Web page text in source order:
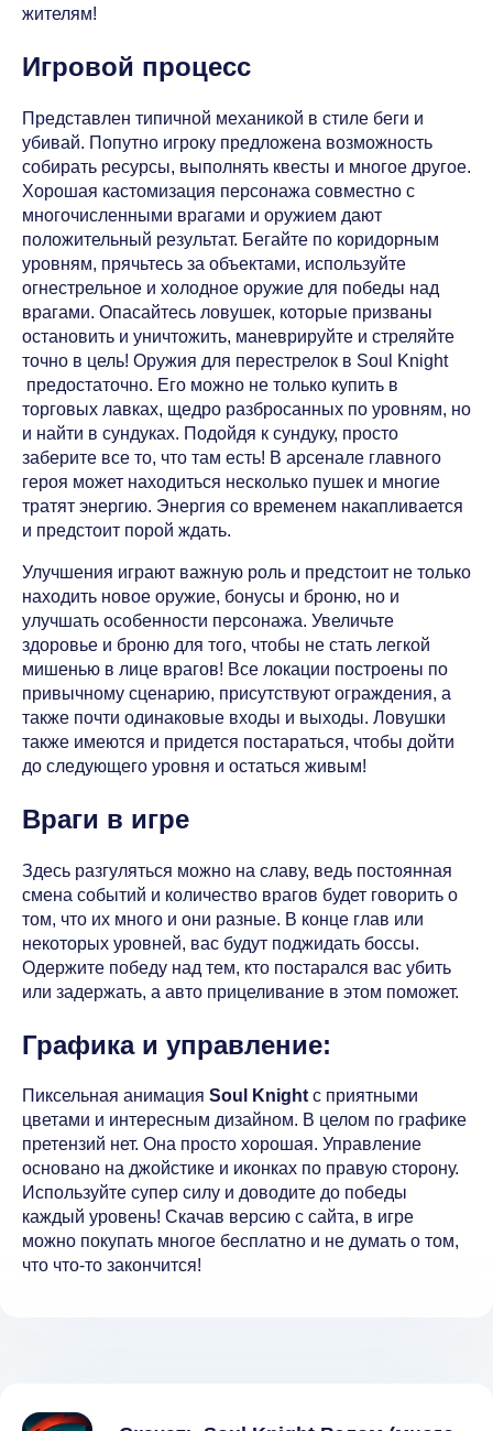
жителям!
Игровой процесс
Представлен типичной механикой в стиле беги и
убивай. Попутно игроку предложена возможность
собирать ресурсы, выполнять квесты и многое другое.
Хорошая кастомизация персонажа совместно с
многочисленными врагами и оружием дают
положительный результат. Бегайте по коридорным
уровням, прячьтесь за объектами, используйте
огнестрельное и холодное оружие для победы над
врагами. Опасайтесь ловушек, которые призваны
остановить и уничтожить, маневрируйте и стреляйте
точно в цель! Оружия для перестрелок в Soul Knight
предостаточно. Его можно не только купить в
торговых лавках, щедро разбросанных по уровням, но
и найти в сундуках. Подойдя к сундуку, просто
заберите все то, что там есть! В арсенале главного
героя может находиться несколько пушек и многие
тратят энергию. Энергия со временем накапливается
и предстоит порой ждать.
Улучшения играют важную роль и предстоит не только
находить новое оружие, бонусы и броню, но и
улучшать особенности персонажа. Увеличьте
здоровье и броню для того, чтобы не стать легкой
мишенью в лице врагов! Все локации построены по
привычному сценарию, присутствуют ограждения, а
также почти одинаковые входы и выходы. Ловушки
также имеются и придется постараться, чтобы дойти
до следующего уровня и остаться живым!
Враги в игре
Здесь разгуляться можно на славу, ведь постоянная
смена событий и количество врагов будет говорить о
том, что их много и они разные. В конце глав или
некоторых уровней, вас будут поджидать боссы.
Одержите победу над тем, кто постарался вас убить
или задержать, а авто прицеливание в этом поможет.
Графика и управление:
Пиксельная анимация Soul Knightс приятными
цветами и интересным дизайном. В целом по графике
претензий нет. Она просто хорошая. Управление
основано на джойстике и иконках по правую сторону.
Используйте супер силу и доводите до победы
каждый уровень! Скачав версию с сайта, в игре
можно покупать многое бесплатно и не думать о том,
что что-то закончится!